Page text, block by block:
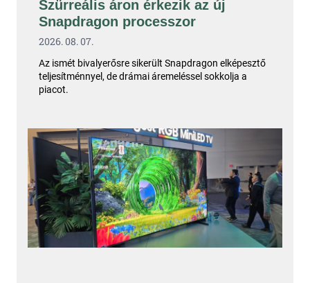
Szürreális áron érkezik az új
Snapdragon processzor
2026. 08. 07.
Az ismét bivalyerősre sikerült Snapdragon elképesztő
teljesítménnyel, de drámai áremeléssel sokkolja a
piacot.